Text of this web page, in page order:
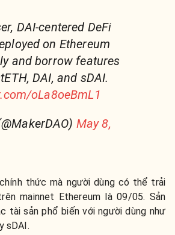
DAI-centered DeFi
on Ethereum
and borrow features
DAI, and sDAI.
oLa8oeBmL1
May 8,
thức mà người dùng có thể trải
mainnet Ethereum là 09/05. Sản
tài sản phổ biến với người dùng như
sDAI.